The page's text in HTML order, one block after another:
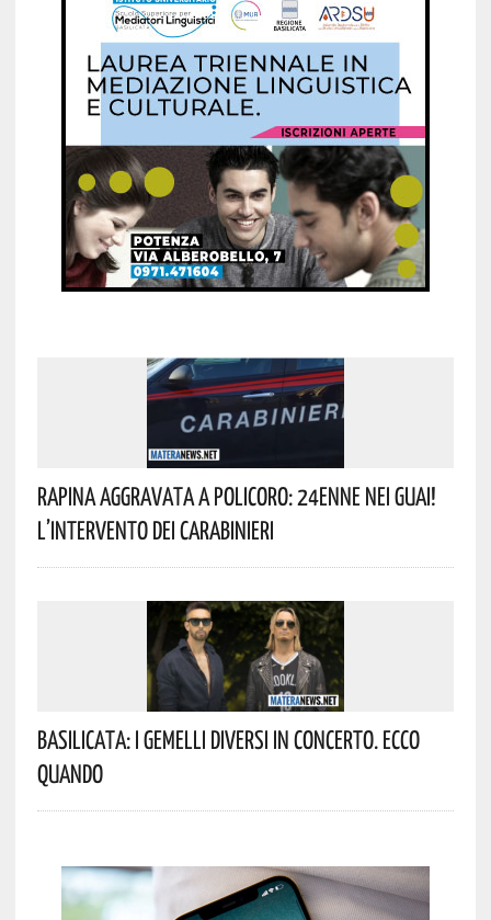
Rapina Aggravata A Policoro: 24enne Nei Guai!
L’intervento Dei Carabinieri
Basilicata: I Gemelli DiVersi In Concerto. Ecco
Quando